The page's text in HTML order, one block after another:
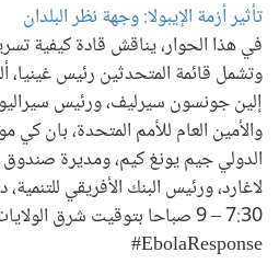
تأثير أزمة الإيبولا: وجهة نظر البلدان
في هذا الحوار، يناقش قادة كيفية
وتشمل قائمة المتحدثين رئيس غينيا،
إلين جونسون سيرليف، ورئيس
والأمين العام للأمم المتحدة، بان
الدولي جيم يونغ كيم، ومديرة صندوق
لاغارد، ورئيس البنك الأفريقي للتنمية،
7:30 – 9 صباحا بتوقيت شرق
EbolaResponse#